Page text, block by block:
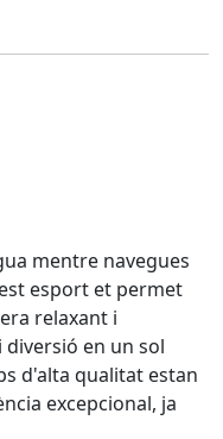
mentre navegues
esport et permet
relaxant i
en un sol
d'alta qualitat estan
excepcional, ja